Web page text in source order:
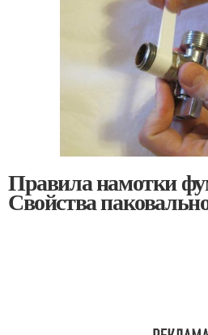
Правила намотки
Свойства